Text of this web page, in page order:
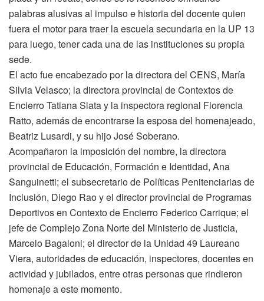
palabras alusivas al impulso e historia del docente quien
fuera el motor para traer la escuela secundaria en la UP 13
para luego, tener cada una de las instituciones su propia
sede.
El acto fue encabezado por la directora del CENS, María
Silvia Velasco; la directora provincial de Contextos de
Encierro Tatiana Slata y la inspectora regional Florencia
Ratto, además de encontrarse la esposa del homenajeado,
Beatriz Lusardi, y su hijo José Soberano.
Acompañaron la imposición del nombre, la directora
provincial de Educación, Formación e Identidad, Ana
Sanguinetti; el subsecretario de Políticas Penitenciarias de
Inclusión, Diego Rao y el director provincial de Programas
Deportivos en Contexto de Encierro Federico Carrique; el
jefe de Complejo Zona Norte del Ministerio de Justicia,
Marcelo Bagaloni; el director de la Unidad 49 Laureano
Viera, autoridades de educación, inspectores, docentes en
actividad y jubilados, entre otras personas que rindieron
homenaje a este momento.